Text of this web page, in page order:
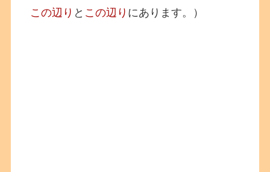
この辺り と この辺り にあります。）